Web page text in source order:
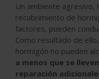
Un ambiente agresivo,
recubrimiento de
factores, pueden
Como resultado de
hormigón no pueden
a menos que se
reparación